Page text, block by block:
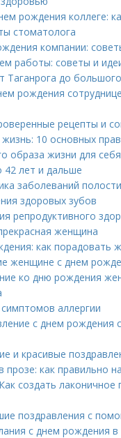
рождения коллеге:
стоматолога
компании:
работы: советы и
Таганрога до
рождения
рецепты и
10 основных
образа жизни для
42 лет и дальше
заболеваний
здоровых зубов
репродуктивного
женщина
как порадовать
женщине с днем
ко дню рождения
аллергии
с днем рождения
и красивые
как правильно
создать
поздравления с
с днем рождения в